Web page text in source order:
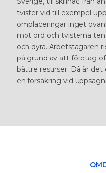
tvister vid till exempel
omplaceringar inget
mot ord och tvisterna
och dyra. Arbetstagaren
på grund av att företag
bättre resurser. Då är
en försäkring vid